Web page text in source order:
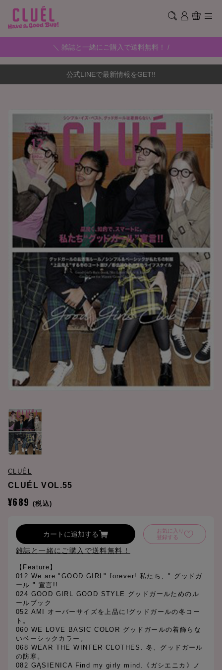
＼ 雑誌と一緒にご購入で送料無料！ /
公式LINEで最新情報をGET!!
CLUÉL
CLUÉL VOL.55
¥689 (税込)
カートに追加する
お気に入り
登録する
雑誌と一緒にご購入で送料無料！
【Feature】
012 We are "GOOD GIRL" forever! 私たち、" グッドガ
ール " 宣言!!
024 GOOD GIRL GOOD STYLE グッドガールためのル
ールブック
052 AMI オーバーサイズを上品に!グッドガールの冬コー
ト。
060 WE LOVE BASIC COLOR グッドガールの着飾らな
いベーシックカラー。
068 WEAR THE WINTER CLOTHES. 冬、グッドガール
の防寒。
082 GĄSIENICA Find my girly mind.《ガシエニカ》ノ